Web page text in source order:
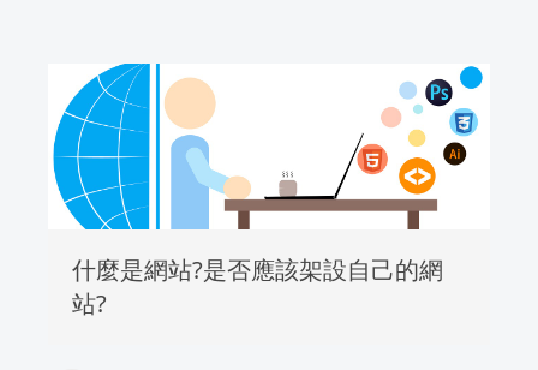
什麼是網站?是否應該架設自己的網
站?